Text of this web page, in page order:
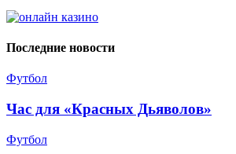
Последние новости
Футбол
Час для «Красных Дьяволов»
Футбол